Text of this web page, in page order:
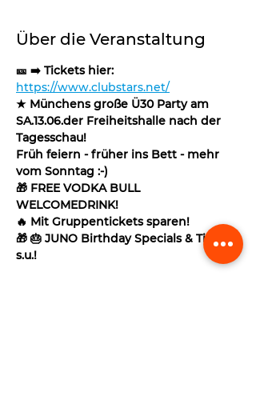
Über die Veranstaltung
🎫 ➡️ Tickets hier:
https://www.clubstars.net/
★ Münchens große Ü30 Party am
SA.13.06.der Freiheitshalle nach der
Tagesschau!
Früh feiern - früher ins Bett - mehr
vom Sonntag :-)
🎁 FREE VODKA BULL
WELCOMEDRINK!
🔥 Mit Gruppentickets sparen!
🎁 🎂 JUNO Birthday Specials & Tickets
s.u.!